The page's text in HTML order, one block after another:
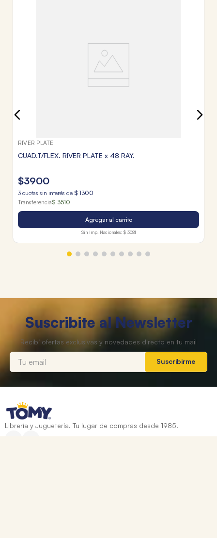
RIVER PLATE
CUAD.T/FLEX. RIVER PLATE x 48 RAY.
$3900
3 cuotas sin interés de $ 1300
Transferencia$ 3510
Agregar al carrito
Sin Imp. Nacionales: $ 3081
Suscribite al Newsletter
Suscribirme
Librería y Juguetería. Tu lugar de compras desde 1985.